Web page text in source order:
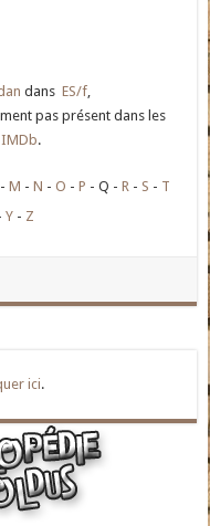
dans ES/f,
pas présent dans les
IMDb.
M N O P Q R S
T
Y Z
ici.